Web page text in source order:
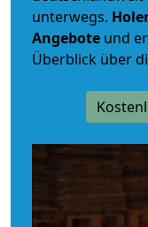
unterwegs.
Angebote und
Überblick über